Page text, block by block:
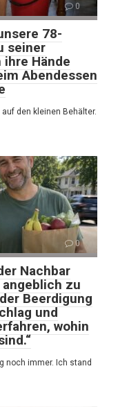
0
78-
seiner
Hände
Abendessen
den kleinen Behälter.
0
Nachbar
zu
Beerdigung
und
wohin
noch immer. Ich stand